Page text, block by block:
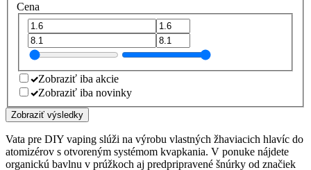
Cena
Zobraziť iba akcie
Zobraziť iba novinky
Zobraziť výsledky
Vata pre DIY vaping slúži na výrobu vlastných žhaviacich hlavíc do
atomizérov s otvoreným systémom kvapkania. V ponuke nájdete
organickú bavlnu v prúžkoch aj predpripravené šnúrky od značiek